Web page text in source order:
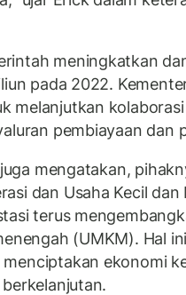
meningkatkan
pada 2022.
melanjutkan
pembiayaan dan
mengatakan,
dan Usaha Kecil
terus
(UMKM). Hal
ekonomi